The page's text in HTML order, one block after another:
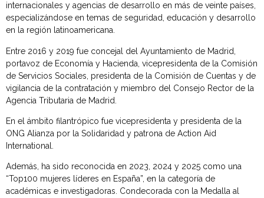
internacionales y agencias de desarrollo en más de veinte países,
especializándose en temas de seguridad, educación y desarrollo
en la región latinoamericana.
Entre 2016 y 2019 fue concejal del Ayuntamiento de Madrid,
portavoz de Economía y Hacienda, vicepresidenta de la Comisión
de Servicios Sociales, presidenta de la Comisión de Cuentas y de
vigilancia de la contratación y miembro del Consejo Rector de la
Agencia Tributaria de Madrid.
En el ámbito filantrópico fue vicepresidenta y presidenta de la
ONG Alianza por la Solidaridad y patrona de Action Aid
International.
Además, ha sido reconocida en 2023, 2024 y 2025 como una
“Top100 mujeres líderes en España”, en la categoría de
académicas e investigadoras. Condecorada con la Medalla al